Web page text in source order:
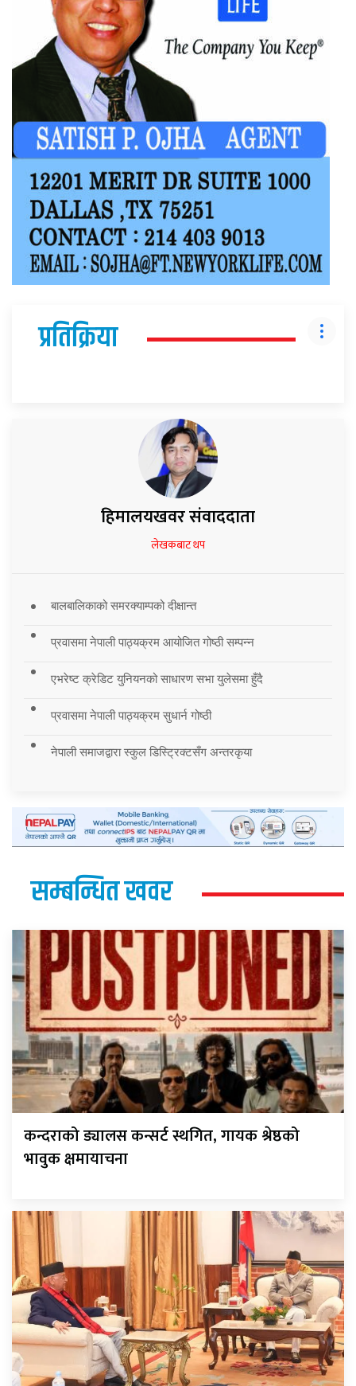
प्रतिक्रिया
हिमालयखवर संवाददाता
लेखकबाट थप
बालबालिकाको समरक्याम्पको दीक्षान्त
प्रवासमा नेपाली पाठ्यक्रम आयोजित गोष्ठी सम्पन्न
एभरेष्ट क्रेडिट युनियनको साधारण सभा युलेसमा हुँदै
प्रवासमा नेपाली पाठ्यक्रम सुधार्न गोष्ठी
नेपाली समाजद्वारा स्कुल डिस्ट्रिक्टसँग अन्तरकृया
सम्बन्धित खवर
कन्दराको ड्यालस कन्सर्ट स्थगित, गायक श्रेष्ठको
भावुक क्षमायाचना